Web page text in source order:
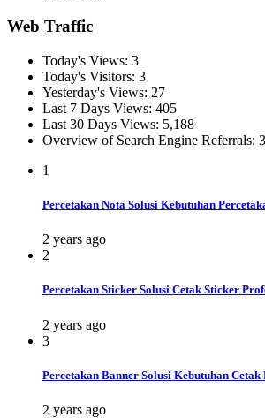
Web Traffic
Today's Views: 3
Today's Visitors: 3
Yesterday's Views: 27
Last 7 Days Views: 405
Last 30 Days Views: 5,188
Overview of Search Engine Referrals:
1
Percetakan Nota Solusi Kebutuhan
2 years ago
2
Percetakan Sticker Solusi Cetak Sticker
2 years ago
3
Percetakan Banner Solusi Kebutuhan
2 years ago